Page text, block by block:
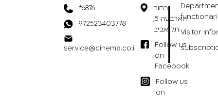
*6876
972523403778
service@cinema.co.il
רחוב
הארבעה 5,
תל אביב
Follow us
on
Facebook
Follow us
on
Visitor